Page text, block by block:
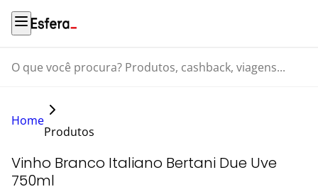
O que você procura? Produtos, cashback, viagens...
Home
Produtos
Vinho Branco Italiano Bertani Due Uve
750ml